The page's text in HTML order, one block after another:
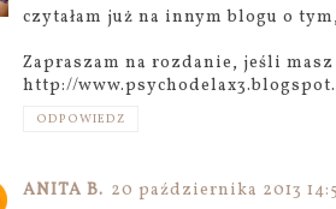
czytałam już na innym blogu o
Zapraszam na rozdanie, jeśli masz
http://
ODPOWIEDZ
ANITA B. 20 października 2013